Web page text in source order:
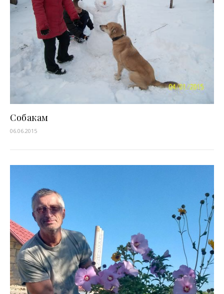
Собакам
06.06.2015